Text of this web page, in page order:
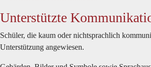
Unterstützte
Schüler, die kaum oder nichtsprachlich
Unterstützung angewiesen.